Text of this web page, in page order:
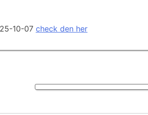
10-07 check den her